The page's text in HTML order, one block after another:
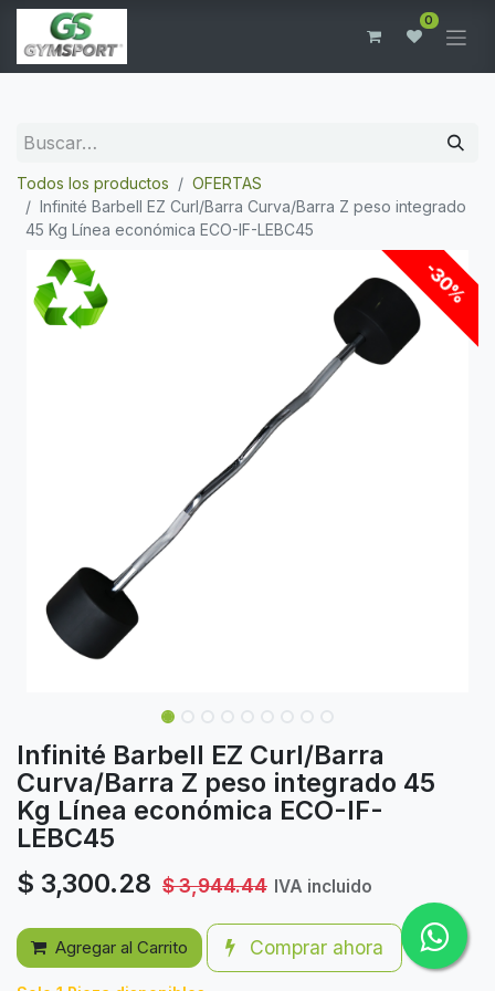
0
Todos los productos
OFERTAS
Infinité Barbell EZ Curl/Barra Curva/Barra Z peso integrado
45 Kg Línea económica ECO-IF-LEBC45
-30%
Infinité Barbell EZ Curl/Barra
Curva/Barra Z peso integrado 45
Kg Línea económica ECO-IF-
LEBC45
$ 3,300.28 $3,944.44 IVA incluido
Agregar al Carrito Comprar ahora